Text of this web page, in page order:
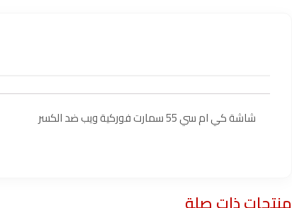
شاشة كي ام سي 55 سمارت فوركية ويب ضد الكسر